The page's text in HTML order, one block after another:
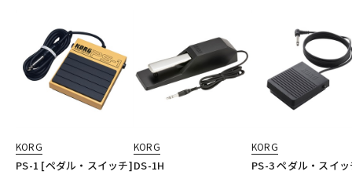
KORG
PS-1 [ペダル・スイッチ]
KORG
DS-1H
KORG
PS-3 ペダル・スイ